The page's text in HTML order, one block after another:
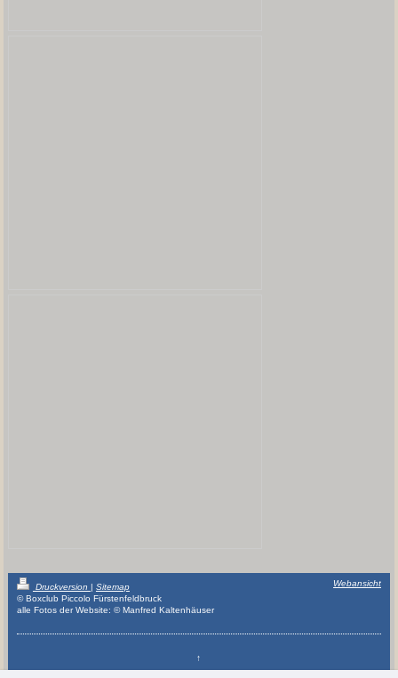
Druckversion | Sitemap
© Boxclub Piccolo Fürstenfeldbruck
alle Fotos der Website: © Manfred Kaltenhäuser
Webansicht
↑